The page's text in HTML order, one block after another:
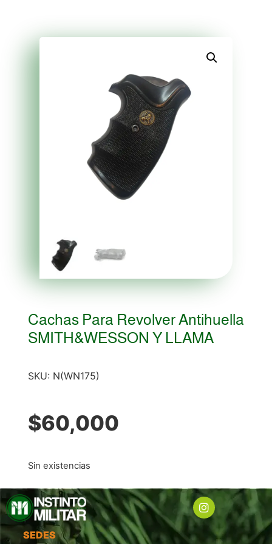
Cachas Para Revolver Antihuella
SMITH&WESSON Y LLAMA
SKU: N(WN175)
$60,000
Sin existencias
SEDES